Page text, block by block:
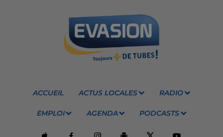
ACCUEIL ACTUS LOCALES RADIO
EMPLOI AGENDA PODCASTS